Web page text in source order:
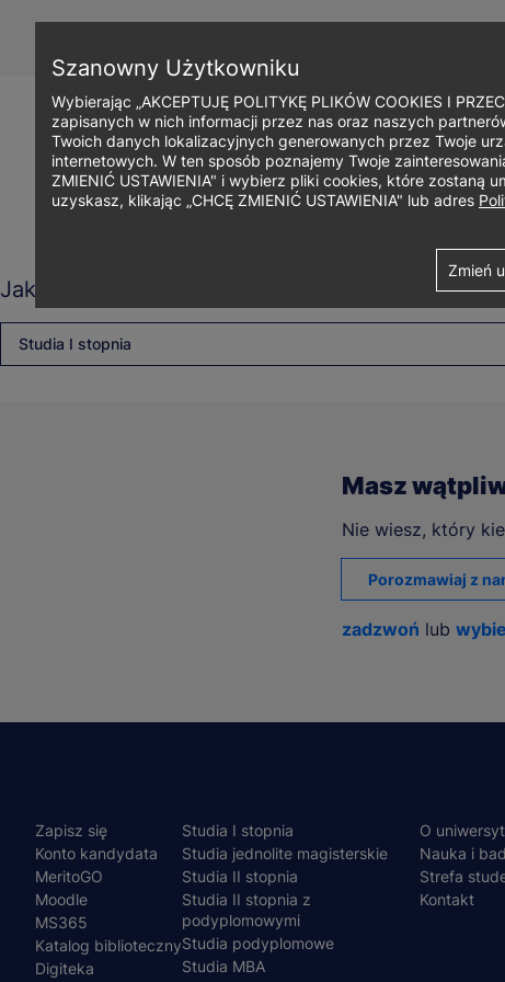
nawigacyjna
Jaki rodzaj studiów Cię interesuje?
Studia I stopnia
Masz
Nie wiesz, który
Porozmawiaj z
zadzwoń lub
Menu
stopka
Zapisz się
Konto kandydata
MeritoGO
Moodle
MS365
Katalog biblioteczny
Digiteka
Studia I stopnia
Studia jednolite magisterskie
Studia II stopnia
Studia II stopnia z
podyplomowymi
Studia podyplomowe
Studia MBA
O
Nauka i
Strefa
Kontakt
Szanowny Użytkowniku
Wybierając „AKCEPTUJĘ POLITYKĘ PLIKÓW COOKIES I
zapisanych w nich informacji przez nas oraz naszych
Twoich danych lokalizacyjnych generowanych przez Twoje
internetowych. W ten sposób poznajemy Twoje
ZMIENIĆ USTAWIENIA" i wybierz pliki cookies, które
uzyskasz, klikając „CHCĘ ZMIENIĆ USTAWIENIA" lub adres
Zmień